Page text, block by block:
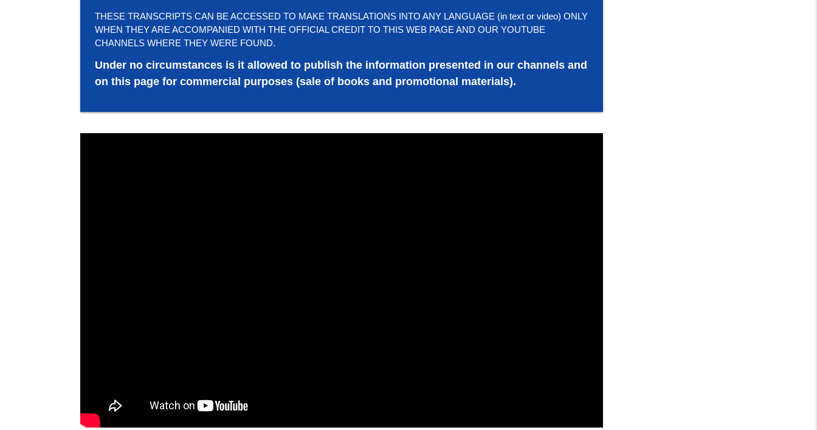
THESE TRANSCRIPTS CAN BE ACCESSED TO MAKE TRANSLATIONS INTO ANY LANGUAGE (in text or video) ONLY
WHEN THEY ARE ACCOMPANIED WITH THE OFFICIAL CREDIT TO THIS WEB PAGE AND OUR YOUTUBE
CHANNELS WHERE THEY WERE FOUND.
Under no circumstances is it allowed to publish the information presented in our channels and
on this page for commercial purposes (sale of books and promotional materials).